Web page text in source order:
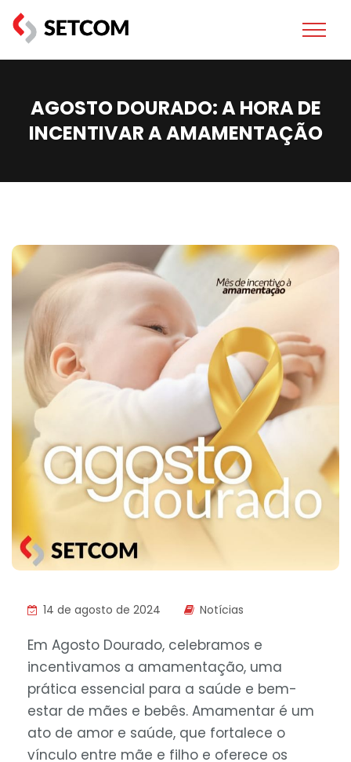
AGOSTO DOURADO: A HORA DE
INCENTIVAR A AMAMENTAÇÃO
14 de agosto de 2024 Notícias
Em Agosto Dourado, celebramos e
incentivamos a amamentação, uma
prática essencial para a saúde e bem-
estar de mães e bebês. Amamentar é um
ato de amor e saúde, que fortalece o
vínculo entre mãe e filho e oferece os